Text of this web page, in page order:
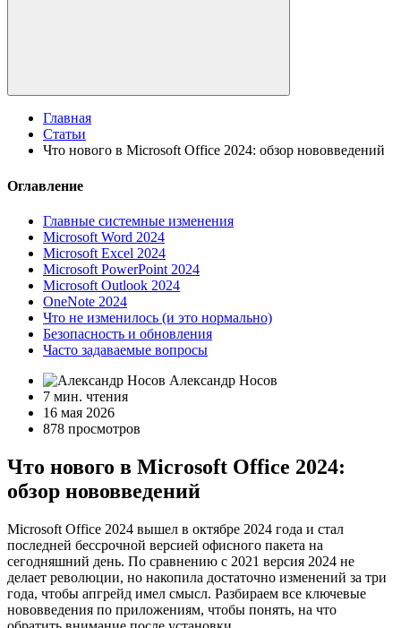
Главная
Статьи
Что нового в Microsoft Office 2024: обзор нововведений
Оглавление
Главные системные изменения
Microsoft Word 2024
Microsoft Excel 2024
Microsoft PowerPoint 2024
Microsoft Outlook 2024
OneNote 2024
Что не изменилось (и это нормально)
Безопасность и обновления
Часто задаваемые вопросы
Александр Носов
7 мин. чтения
16 мая 2026
878 просмотров
Что нового в Microsoft Office 2024:
обзор нововведений
Microsoft Office 2024 вышел в октябре 2024 года и стал
последней бессрочной версией офисного пакета на
сегодняшний день. По сравнению с 2021 версия 2024 не
делает революции, но накопила достаточно изменений за три
года, чтобы апгрейд имел смысл. Разбираем все ключевые
нововведения по приложениям, чтобы понять, на что